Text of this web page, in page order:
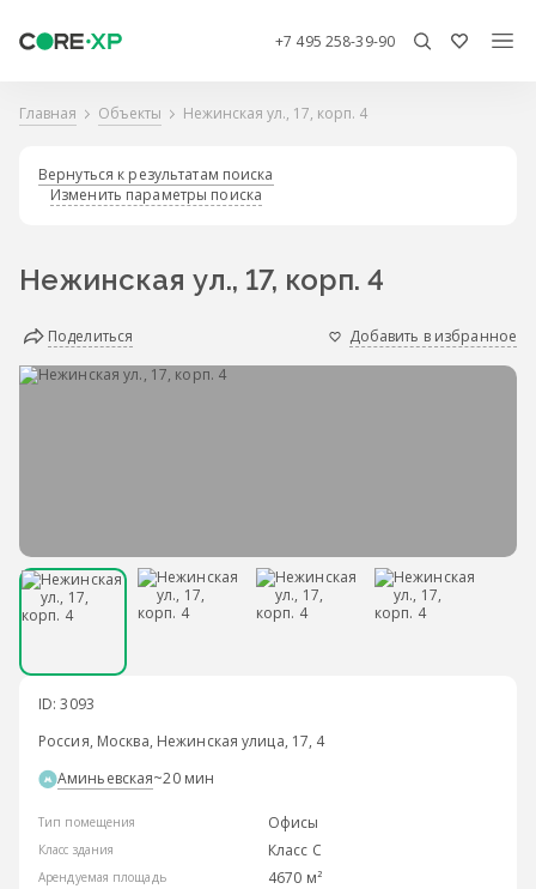
+7 495 258-39-90
Главная Объекты Нежинская ул., 17, корп. 4
Вернуться к результатам поиска
Изменить параметры поиска
Нежинская ул., 17, корп. 4
Поделиться Добавить в избранное
ID: 3093
Россия, Москва, Нежинская улица, 17, 4
Аминьевская~20 мин
Тип помещения Офисы
Класс здания Класс С
Арендуемая площадь 4670 м²